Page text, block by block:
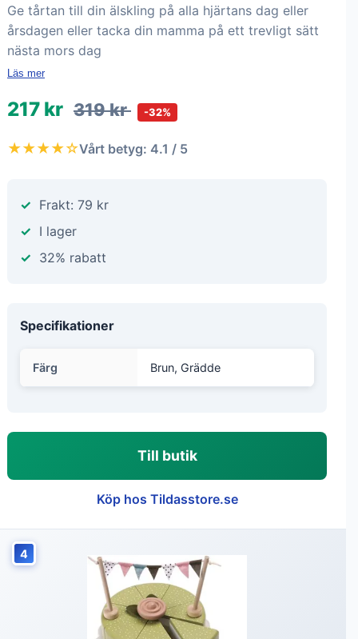
Ge tårtan till din älskling på alla hjärtans dag eller
årsdagen eller tacka din mamma på ett trevligt sätt
nästa mors dag
Läs mer
217 kr 319 kr -32%
★★★★☆Vårt betyg: 4.1 / 5
Frakt: 79 kr
I lager
32% rabatt
Specifikationer
Färg Brun, Grädde
Till butik
Köp hos Tildasstore.se
4